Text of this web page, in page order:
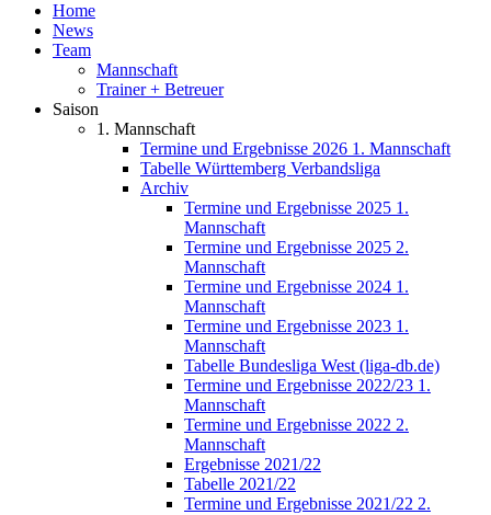
Home
News
Team
Mannschaft
Trainer + Betreuer
Saison
1. Mannschaft
Termine und Ergebnisse 2026 1. Mannschaft
Tabelle Württemberg Verbandsliga
Archiv
Termine und Ergebnisse 2025 1.
Mannschaft
Termine und Ergebnisse 2025 2.
Mannschaft
Termine und Ergebnisse 2024 1.
Mannschaft
Termine und Ergebnisse 2023 1.
Mannschaft
Tabelle Bundesliga West (liga-db.de)
Termine und Ergebnisse 2022/23 1.
Mannschaft
Termine und Ergebnisse 2022 2.
Mannschaft
Ergebnisse 2021/22
Tabelle 2021/22
Termine und Ergebnisse 2021/22 2.